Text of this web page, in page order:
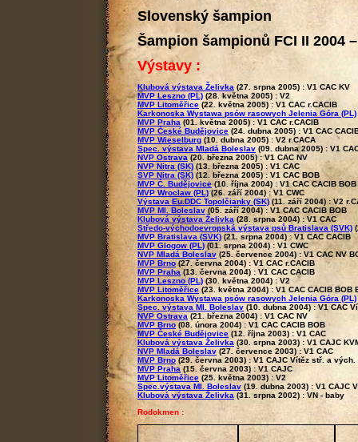
Slovenský šampion
Šampion šampionů FCI II 2004
Výstavy :
Klubová výstava Želivka (27. srpna 2005) : V1 CAC KV
MVP Leszno (PL) (28. května 2005) : V2
MVP Litoměřice (22. května 2005) : V1 CAC r.CACIB
Karkonoska Wystawa psów rasowych Jelenia Góra (PL)
MVP Praha (01. května 2005) : V1 CAC r.CACIB
MVP České Budějovice (24. dubna 2005) : V1 CAC
MVP Wieselburg (10. dubna 2005) : V2 r.CACA
Spec. výstava Mladá Boleslav (09. dubna 2005) : V1
NVP Ostrava (20. března 2005) :V1 CAC NV
NVP Nitra (SK) (13. března 2005) :V1 CAC
SVP Nitra (SK) (12. března 2005) :V1 CAC BOB
MVP Č. Budějovice(10. října 2004) : V1 CAC CACIB
MVP Wroclaw (PL)(26. září 2004) :V1 CWC
Výstava Eu.DDC Topolčianky (SK)(11. září 2004) : V2
MVP Ml. Boleslav (05. září 2004) : V1 CAC CACIB BOB
Klubová výstava Želivka (28. srpna 2004) : V1 CAC
Středo-východoevropská výstava psů Bratislava (SVK)
MVP Bratislava (SVK)(21. srpna 2004) :V1 CAC CACIB
MVP Glogow (PL)(01. srpna 2004) : V1 CWC
NVP Mladá Boleslav(25. července 2004) : V1 CAC NV
MVP Brno(27. června 2004) :V1 CAC r.CACIB
MVP Praha(13. června 2004) :V1 CAC CACIB
MVP Leszno (PL) (30. května 2004) : V2
MVP Litoměřice(23. května 2004) : V1 CAC CACIB BOB
Karkonoska Wystawa psów rasowych Jelenia Góra (PL)
Spec. výstava Ml. Boleslav (10. dubna 2004) : V1 CAC
NVP Ostrava (21. března 2004) : V1 CAC NV
MVP Brno (08. února 2004) : V1 CAC CACIB BOB
MVP České Budějovice (12. října 2003) : V1 CAC
Klubová výstava Želivka (30. srpna 2003) : V1 CAJC
NVP Mladá Boleslav (27. července 2003) : V1 CAC
MVP Brno (29. června 2003) : V1 CAJC Vítěz stř. a
MVP Praha (15. června 2003) : V1 CAJC
MVP Litoměřice (25. května 2003) : V2
Spec.výstava Ml. Boleslav (19. dubna 2003) : V1 CAJC
Klubová výstava Želivka (31. srpna 2002) : VN - baby
Rodokmen :